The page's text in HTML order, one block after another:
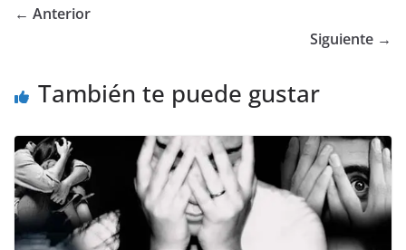
← Anterior
Siguiente →
También te puede gustar